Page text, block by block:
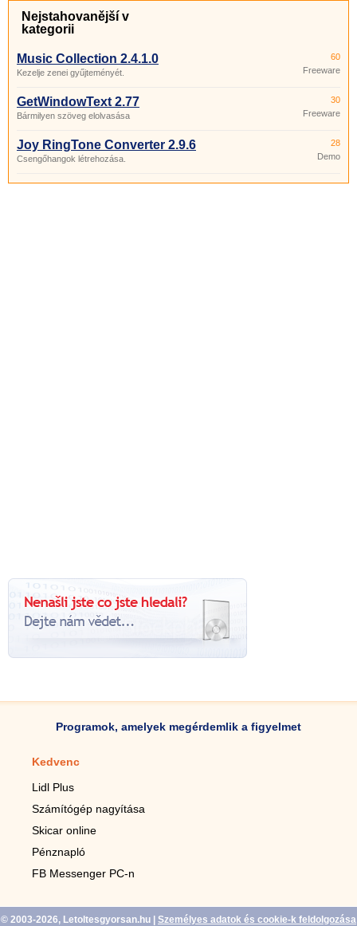
Nejstahovanější v
kategorii
Music Collection 2.4.1.0
Kezelje zenei gyűjteményét.
60
Freeware
GetWindowText 2.77
Bármilyen szöveg elolvasása
30
Freeware
Joy RingTone Converter 2.9.6
Csengőhangok létrehozása.
28
Demo
Programok, amelyek megérdemlik a figyelmet
Kedvenc
Lidl Plus
Számítógép nagyítása
Skicar online
Pénznapló
FB Messenger PC-n
© 2003-2026, Letoltesgyorsan.hu Személyes adatok és cookie-k feldolgozása